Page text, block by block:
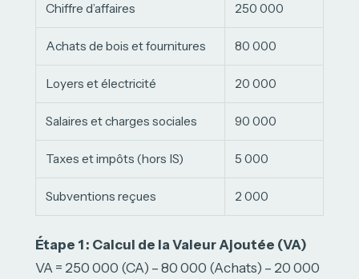
Chiffre d’affaires 250 000
Achats de bois et fournitures 80 000
Loyers et électricité 20 000
Salaires et charges sociales 90 000
Taxes et impôts (hors IS) 5 000
Subventions reçues 2 000
Étape 1 : Calcul de la Valeur Ajoutée (VA)
VA = 250 000 (CA) – 80 000 (Achats) – 20 000